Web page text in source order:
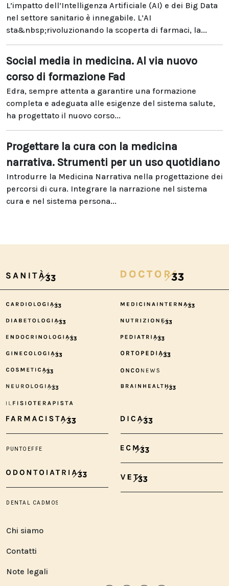
L’impatto dell’Intelligenza Artificiale (AI) e dei Big Data
nel settore sanitario è innegabile. L’AI
sta&nbsp;rivoluzionando la scoperta di farmaci, la...
Social media in medicina. Al via nuovo
corso di formazione Fad
Edra, sempre attenta a garantire una formazione
completa e adeguata alle esigenze del sistema salute,
ha progettato il nuovo corso...
Progettare la cura con la medicina
narrativa. Strumenti per un uso quotidiano
Introdurre la Medicina Narrativa nella progettazione dei
percorsi di cura. Integrare la narrazione nel sistema
cura e nel sistema persona...
Chi siamo
Contatti
Note legali